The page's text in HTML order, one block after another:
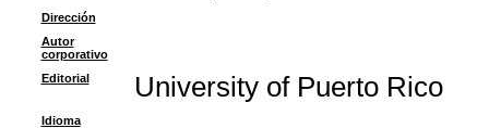
Dirección
Autor
corporativo
Editorial
University of Puerto Rico
Idioma